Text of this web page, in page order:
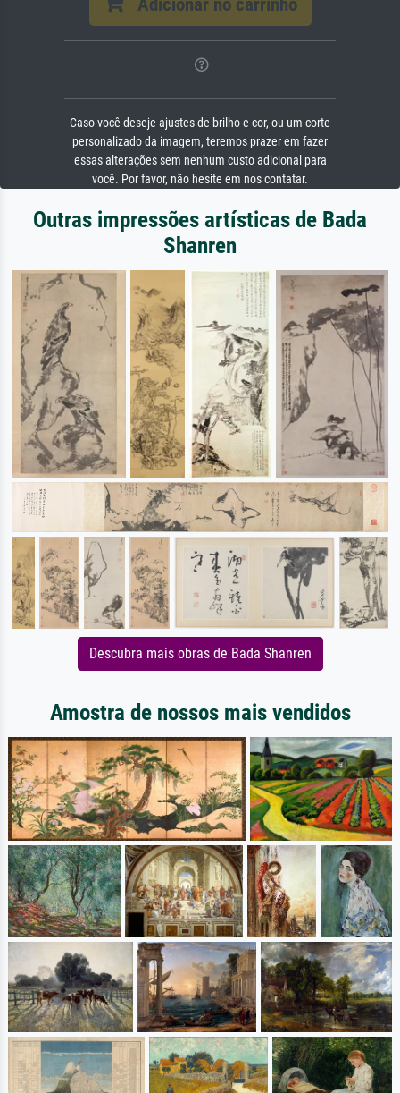
Adicionar no carrinho
Caso você deseje ajustes de brilho e cor, ou um corte
personalizado da imagem, teremos prazer em fazer
essas alterações sem nenhum custo adicional para
você. Por favor, não hesite em nos contatar.
Outras impressões artísticas de Bada
Shanren
Descubra mais obras de Bada Shanren
Amostra de nossos mais vendidos